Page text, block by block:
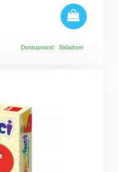
Dostupnosť: Skladom